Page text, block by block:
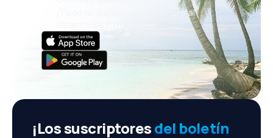
¡Todo lo que importa, siempre al
¡Los suscriptoresdel boletín